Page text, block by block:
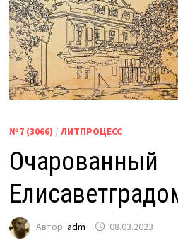
№7 (3066) / ЛИТПРОЦЕСС
Очарованный
Автор: adm 08.03.2023